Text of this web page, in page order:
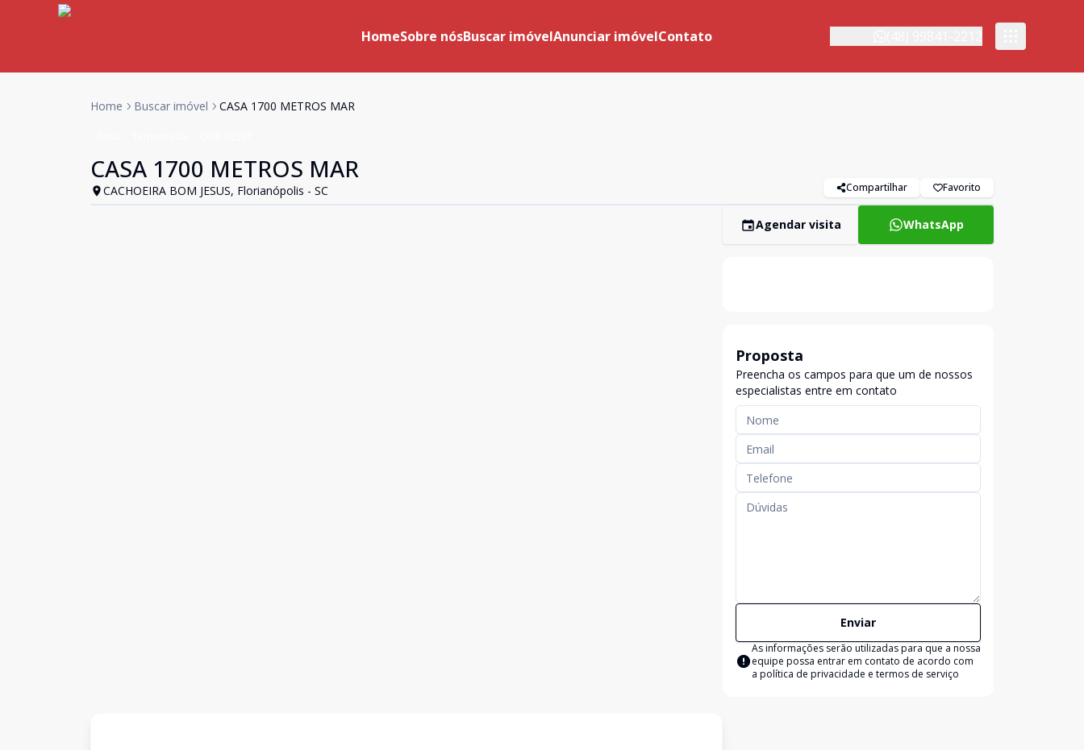
HomeSobre nósBuscar imóvelAnunciar imóvelContato
Home Buscar imóvel CASA 1700 METROS MAR
CASA 1700 METROS MAR
CACHOEIRA BOM JESUS, Florianópolis - SC Compartilhar Favorito
Agendar visita WhatsApp
Proposta
Preencha os campos para que um de nossos
especialistas entre em contato
Enviar
As informações serão utilizadas para que a nossa
equipe possa entrar em contato de acordo com
a política de privacidade e termos de serviço